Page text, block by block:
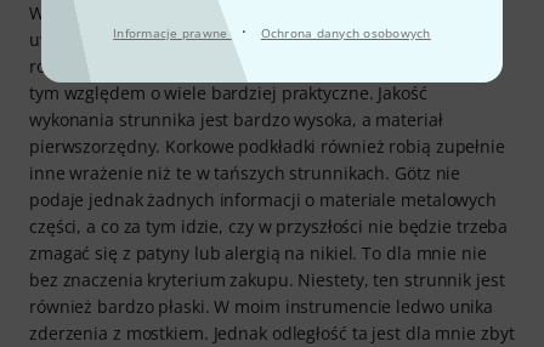
Informacje prawne · Ochrona danych osobowych
W czasach, gdy wszyscy mówią o redukcji odpadów,
uważam to za niedopuszczalne, zwłaszcza że płaci się
również za wyszukane opakowanie. Strunniki Götza są pod
tym względem o wiele bardziej praktyczne. Jakość
wykonania strunnika jest bardzo wysoka, a materiał
pierwszorzędny. Korkowe podkładki również robią zupełnie
inne wrażenie niż te w tańszych strunnikach. Götz nie
podaje jednak żadnych informacji o materiale metalowych
części, a co za tym idzie, czy w przyszłości nie będzie trzeba
zmagać się z patyny lub alergią na nikiel. To dla mnie nie
bez znaczenia kryterium zakupu. Niestety, ten strunnik jest
również bardzo płaski. W moim instrumencie ledwo unika
zderzenia z mostkiem. Jednak odległość ta jest dla mnie zbyt